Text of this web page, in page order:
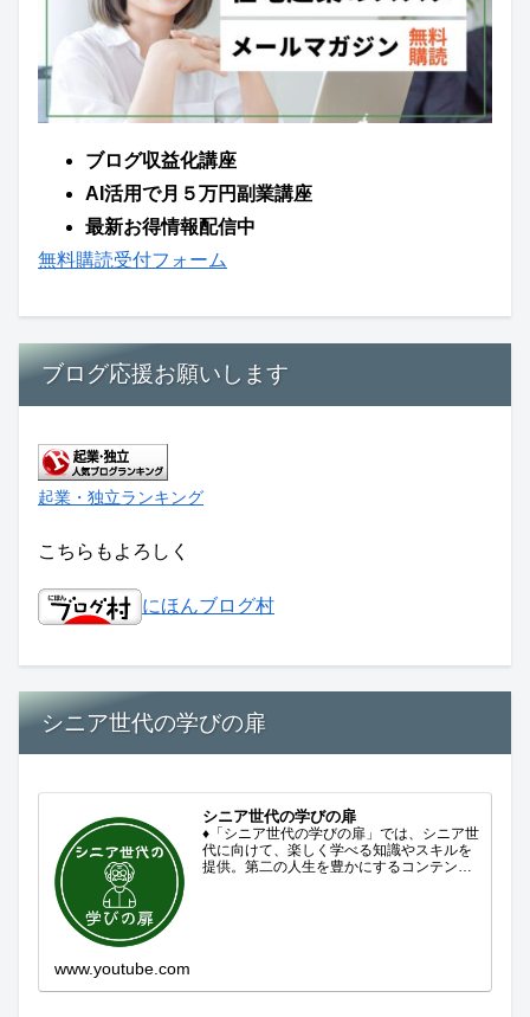
ブログ収益化講座
AI活用で月５万円副業講座
最新お得情報配信中
無料購読受付フォーム
ブログ応援お願いします
起業・独立ランキング
こちらもよろしく
にほんブログ村
シニア世代の学びの扉
シニア世代の学びの扉
♦「シニア世代の学びの扉」では、シニア世
代に向けて、楽しく学べる知識やスキルを
提供。第二の人生を豊かにするコンテンツ
www.youtube.com